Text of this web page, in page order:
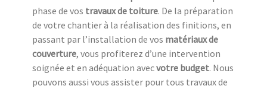
phase de vos travaux de toiture. De la préparation
de votre chantier à la réalisation des finitions, en
passant par l’installation de vos matériaux de
couverture, vous profiterez d’une intervention
soignée et en adéquation avecvotre budget. Nous
pouvons aussi vous assister pour tous travaux de